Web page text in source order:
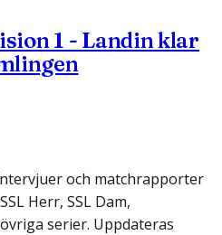
1 - Landin klar
och matchrapporter
Herr, SSL Dam,
serier. Uppdateras